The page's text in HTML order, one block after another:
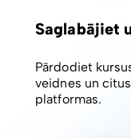
Saglabājiet
Pārdodiet
veidnes un
platformas.